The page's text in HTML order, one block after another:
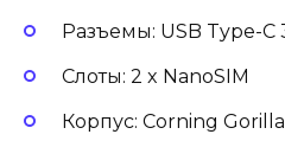
Разъемы: USB Type-C
Слоты: 2 x NanoSIM
Корпус: Corning